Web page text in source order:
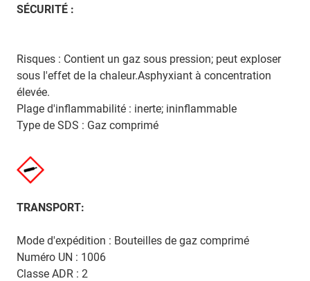
SÉCURITÉ :
Risques : Contient un gaz sous pression; peut exploser
sous l'effet de la chaleur.Asphyxiant à concentration
élevée.
Plage d'inflammabilité : inerte; ininflammable
Type de SDS : Gaz comprimé
TRANSPORT:
Mode d'expédition : Bouteilles de gaz comprimé
Numéro UN : 1006
Classe ADR : 2